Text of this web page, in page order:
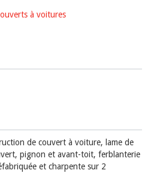
à voitures
de couvert à voiture, lame de
pignon et avant-toit, ferblanterie
et charpente sur 2